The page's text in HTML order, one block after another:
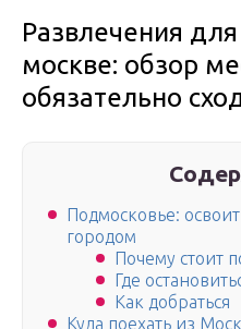
Развлечения
москве: обзор
обязательно
Подмосковье:
городом
Почему стоит
Где
Как добраться
Куда поехать из